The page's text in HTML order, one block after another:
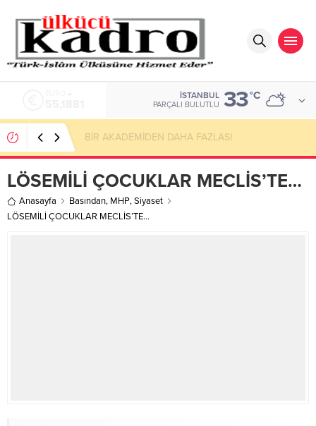
İSTANBUL
PARÇALI BULUTLU 33°C
Ovaköy Sınır Kapısı: Zengezur Kadar Stratejik,
Türkmeneli Kadar Millî
LÖSEMİLİ ÇOCUKLAR MECLİS’TE…
Anasayfa Basından, MHP,Siyaset
LÖSEMİLİ ÇOCUKLAR MECLİS’TE…